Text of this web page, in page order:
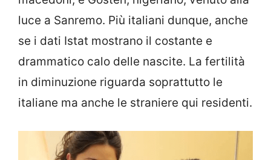
luce a Sanremo. Più italiani dunque, anche
se i dati Istat mostrano il costante e
drammatico calo delle nascite. La fertilità
in diminuzione riguarda soprattutto le
italiane ma anche le straniere qui residenti.